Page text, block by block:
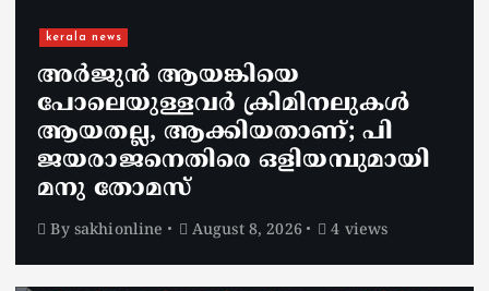
kerala news
അർജുൻ ആയങ്കിയെ
പോലെയുള്ളവർ ക്രിമിനലുകൾ
ആയതല്ല, ആക്കിയതാണ്; പി
ജയരാജനെതിരെ ഒളിയമ്പുമായി
മനു തോമസ്
By sakhionline August 8, 2026 4 views